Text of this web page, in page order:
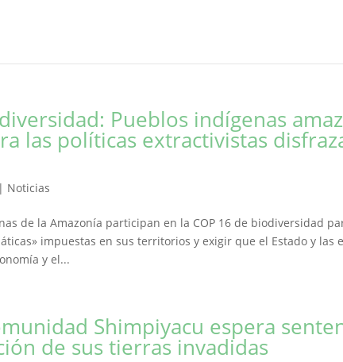
Pueblos indígenas
las políticas extractivistas
| Noticias
de la Amazonía participan en la COP 16 de biodiversidad
impuestas en sus territorios y exigir que el Estado y las
y el...
Shimpiyacu espera
de sus tierras invadidas